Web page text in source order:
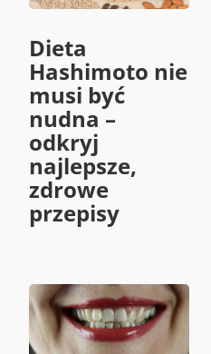
Dieta
Hashimoto nie
musi być
nudna –
odkryj
najlepsze,
zdrowe
przepisy